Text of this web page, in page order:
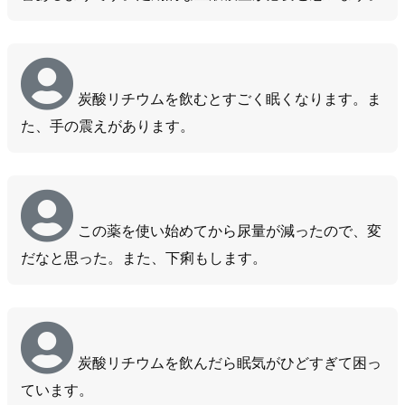
炭酸リチウムを飲むとすごく眠くなります。ま
た、手の震えがあります。
この薬を使い始めてから尿量が減ったので、変
だなと思った。また、下痢もします。
炭酸リチウムを飲んだら眠気がひどすぎて困っ
ています。